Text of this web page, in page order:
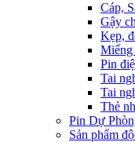
Cáp,
Gậy
Kẹp,
Miếng
Pin
Tai
Tai
Thẻ
Pin Dự
Sản phẩm